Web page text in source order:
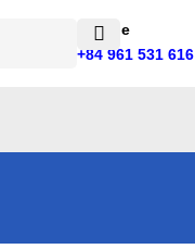
Hotline
+84 961 531 616